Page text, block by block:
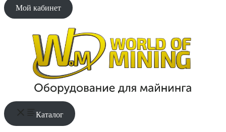
Мой кабинет
Каталог